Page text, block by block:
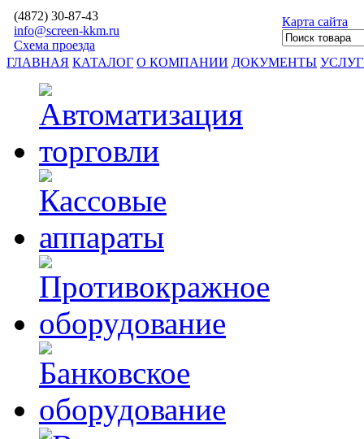
(4872) 30-87-43
info@screen-kkm.ru
Схема проезда
Карта сайта
ГЛАВНАЯ КАТАЛОГ О КОМПАНИИ ДОКУМЕНТЫ